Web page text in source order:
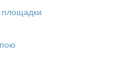
площадки